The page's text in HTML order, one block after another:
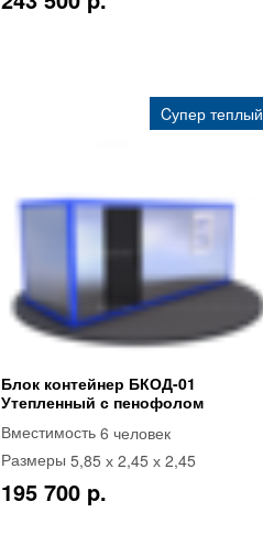
Cупер теплый
Блок контейнер БКОД-01
Утепленный с пенофолом
Вместимость 6 человек
Размеры 5,85 х 2,45 х 2,45
195 700 p.